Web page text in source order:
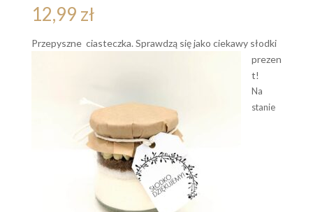
12,99 zł
Przepyszne ciasteczka. Sprawdzą się jako ciekawy słodki
prezen
t!
Na
stanie